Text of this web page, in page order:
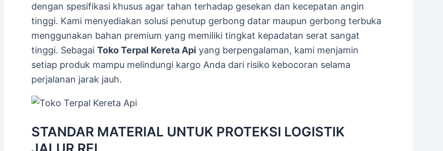
dengan spesifikasi khusus agar tahan terhadap gesekan dan kecepatan angin
tinggi. Kami menyediakan solusi penutup gerbong datar maupun gerbong terbuka
menggunakan bahan premium yang memiliki tingkat kepadatan serat sangat
tinggi. Sebagai Toko Terpal Kereta Api yang berpengalaman, kami menjamin
setiap produk mampu melindungi kargo Anda dari risiko kebocoran selama
perjalanan jarak jauh.
STANDAR MATERIAL UNTUK PROTEKSI LOGISTIK